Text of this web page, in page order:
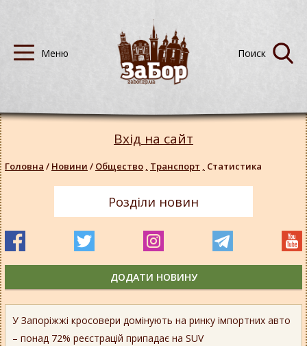
У Запоріжжі кросовери домінують на ринку імпортних авто
– понад 72% реєстрацій припадає на SUV
Вхід на сайт
Головна / Новини / Общество , Транспорт , Статистика
Розділи новин
ДОДАТИ НОВИНУ